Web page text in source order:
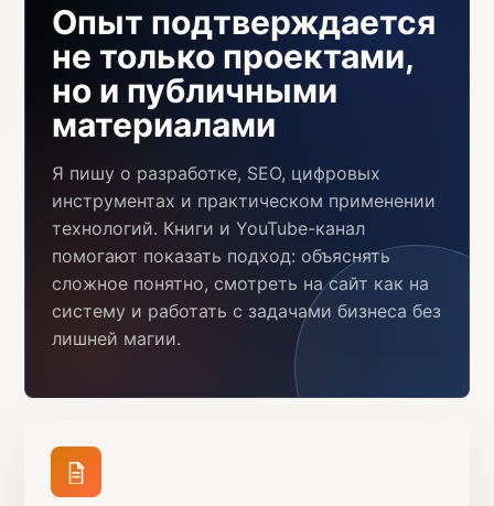
Опыт подтверждается
не только проектами,
но и публичными
материалами
Я пишу о разработке, SEO, цифровых
инструментах и практическом применении
технологий. Книги и YouTube-канал
помогают показать подход: объяснять
сложное понятно, смотреть на сайт как на
систему и работать с задачами бизнеса без
лишней магии.